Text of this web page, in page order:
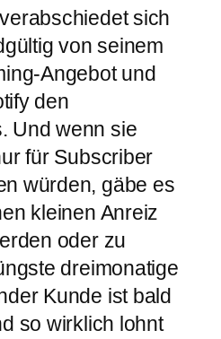
sich
von seinem
Angebot und
den
Und wenn sie
für Subscriber
würden, gäbe es
kleinen Anreiz
oder zu
dreimonatige
Kunde ist bald
so wirklich lohnt